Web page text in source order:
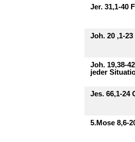
Jer. 31,1-40
Joh. 20 ,1-
Joh. 19,38-
jeder
Jes. 66,1-24
5.Mose 8,6-